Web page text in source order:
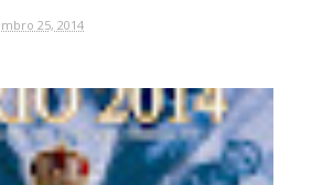
25, 2014